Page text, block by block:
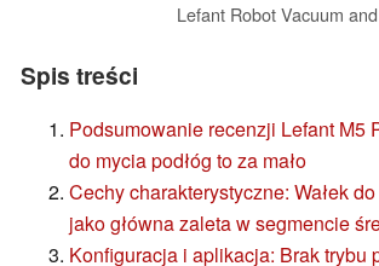
Spis treści
Podsumowanie recenzji Lefant M5
do mycia podłóg to za mało
Cechy charakterystyczne: Wałek
jako główna zaleta w segmencie
Konfiguracja i aplikacja: Brak trybu